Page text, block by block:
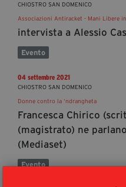
CHIOSTRO SAN DOMENICO
Associazioni Antiracket - Mani Libere
intervista a Alessio
Evento
04 settembre 2021
CHIOSTRO SAN DOMENICO
Donne contro la ‘ndrangheta
Francesca Chirico
(magistrato) ne
(Mediaset)
Evento